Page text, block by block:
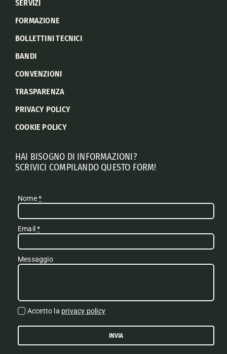
SERVIZI
FORMAZIONE
BOLLETTINI TECNICI
BANDI
CONVENZIONI
TRASPARENZA
PRIVACY POLICY
COOKIE POLICY
HAI BISOGNO DI INFORMAZIONI?
SCRIVICI COMPILANDO QUESTO FORM!
Nome*
Email*
Messaggio
Accetto la privacy policy
INVIA